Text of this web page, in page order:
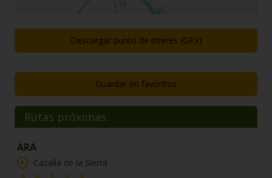
Descargar punto de interés (GPX)
Guardar en favoritos
Rutas próximas
ARA
Cazalla de la Sierra